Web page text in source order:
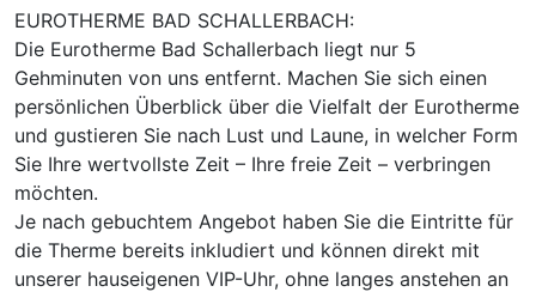
1 Erwachsenen
Ausstattung
Zusatznächte
Für 7 Tage p.P. ab750,00 €
EUROTHERME BAD SCHALLERBACH:
Die Eurotherme Bad Schallerbach liegt nur 5
Gehminuten von uns entfernt. Machen Sie sich einen
persönlichen Überblick über die Vielfalt der Eurotherme
und gustieren Sie nach Lust und Laune, in welcher Form
Sie Ihre wertvollste Zeit – Ihre freie Zeit – verbringen
möchten.
Je nach gebuchtem Angebot haben Sie die Eintritte für
die Therme bereits inkludiert und können direkt mit
unserer hauseigenen VIP-Uhr, ohne langes anstehen an